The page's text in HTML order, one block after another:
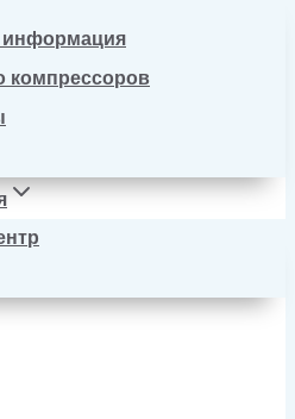
информация
компрессоров